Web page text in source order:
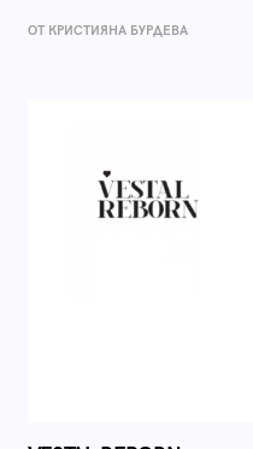
ОТ КРИСТИЯНА БУРДЕВА